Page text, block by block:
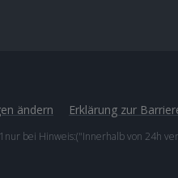
ändern Erklärung zur
bei Hinweis:("Innerhalb von 24h